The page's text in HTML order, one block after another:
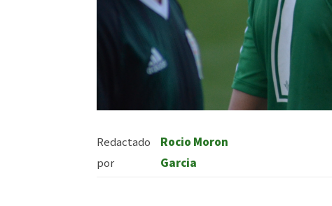
Redactado
por
Rocio Moron
Garcia